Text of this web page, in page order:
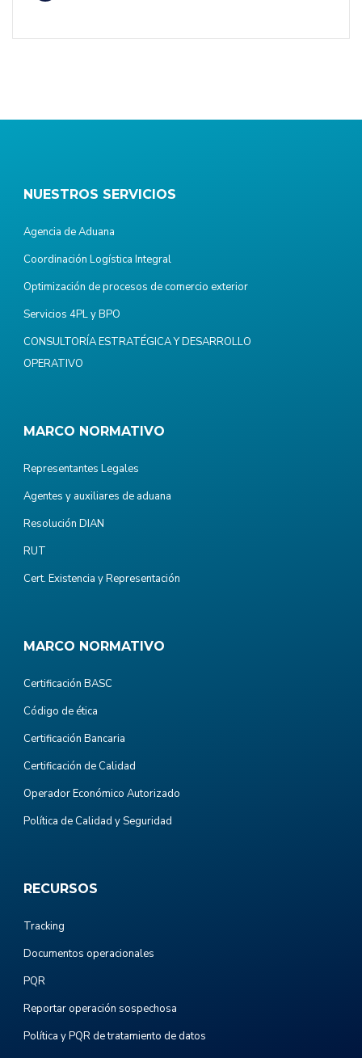
NUESTROS SERVICIOS
Agencia de Aduana
Coordinación Logística Integral
Optimización de procesos de comercio exterior
Servicios 4PL y BPO
CONSULTORÍA ESTRATÉGICA Y DESARROLLO
OPERATIVO
MARCO NORMATIVO
Representantes Legales
Agentes y auxiliares de aduana
Resolución DIAN
RUT
Cert. Existencia y Representación
MARCO NORMATIVO
Certificación BASC
Código de ética
Certificación Bancaria
Certificación de Calidad
Operador Económico Autorizado
Política de Calidad y Seguridad
RECURSOS
Tracking
Documentos operacionales
PQR
Reportar operación sospechosa
Política y PQR de tratamiento de datos